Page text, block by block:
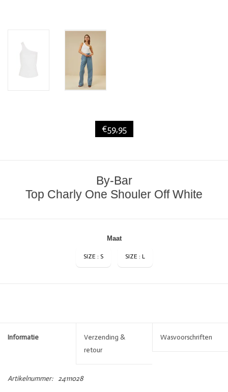
€59,95
By-Bar
Top Charly One Shouler Off White
Maat
SIZE : S SIZE : L
Informatie
Verzending &
retour
Wasvoorschriften
Artikelnummer: 24111028